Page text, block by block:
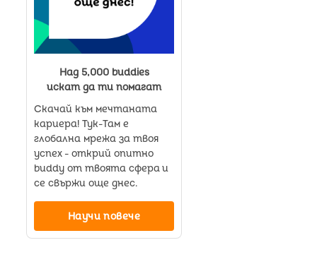
Над 5,000 buddies
искат да ти помагат
Скачай към мечтаната
кариера! Тук-Там е
глобална мрежа за твоя
успех - открий опитно
buddy от твоята сфера и
се свържи още днес.
Научи повече